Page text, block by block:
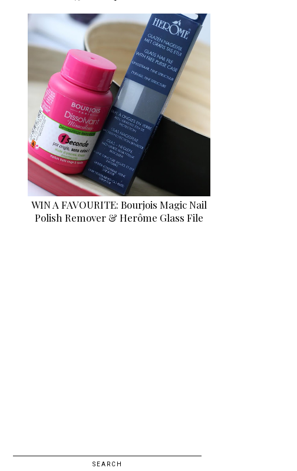
WIN A FAVOURITE: Bourjois Magic Nail
Polish Remover & Herôme Glass File
SEARCH